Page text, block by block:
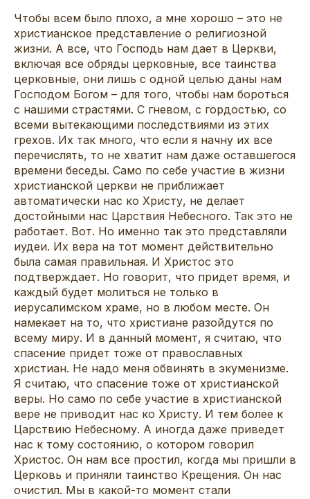
Чтобы всем было плохо, а мне хорошо – это не
христианское представление о религиозной
жизни. А все, что Господь нам дает в Церкви,
включая все обряды церковные, все таинства
церковные, они лишь с одной целью даны нам
Господом Богом – для того, чтобы нам бороться
с нашими страстями. С гневом, с гордостью, со
всеми вытекающими последствиями из этих
грехов. Их так много, что если я начну их все
перечислять, то не хватит нам даже оставшегося
времени беседы. Само по себе участие в жизни
христианской церкви не приближает
автоматически нас ко Христу, не делает
достойными нас Царствия Небесного. Так это не
работает. Вот. Но именно так это представляли
иудеи. Их вера на тот момент действительно
была самая правильная. И Христос это
подтверждает. Но говорит, что придет время, и
каждый будет молиться не только в
иерусалимском храме, но в любом месте. Он
намекает на то, что христиане разойдутся по
всему миру. И в данный момент, я считаю, что
спасение придет тоже от православных
христиан. Не надо меня обвинять в экуменизме.
Я считаю, что спасение тоже от христианской
веры. Но само по себе участие в христианской
вере не приводит нас ко Христу. И тем более к
Царствию Небесному. А иногда даже приведет
нас к тому состоянию, о котором говорил
Христос. Он нам все простил, когда мы пришли в
Церковь и приняли таинство Крещения. Он нас
очистил. Мы в какой-то момент стали